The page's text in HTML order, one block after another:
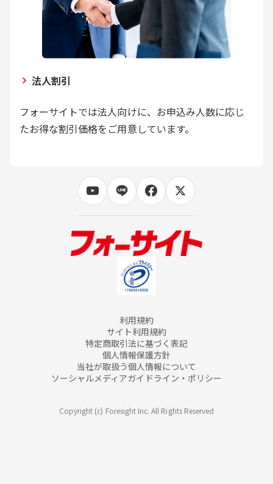
法人割引
フォーサイトでは法人向けに、お申込み人数に応じ
たお得な割引価格をご用意しています。
利用規約
サイト利用規約
特定商取引法に基づく表記
個人情報保護方針
当社が取扱う個人情報について
ソーシャルメディアガイドライン・ポリシー
Copyright (c) Foresight Inc. All Rights Reserved